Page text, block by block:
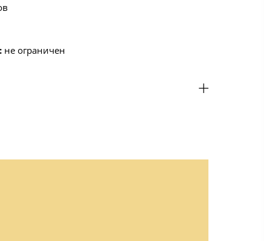
не ограничен